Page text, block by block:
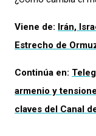
Viene de: Irán,
Estrecho de
Continúa en:
armenio y
claves del Canal